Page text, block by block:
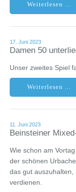
Weiterlesen ...
17. Juni 2023
Damen 50
Unser zweites Spiel
Weiterlesen ...
11. Juni 2023
Beinsteiner
Wie schon am
der schönen
das gut
verdienen.